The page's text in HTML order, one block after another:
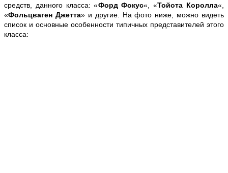
средств, данного класса: «Форд Фокус«, «Тойота Королла«,
«Фольцваген Джетта» и другие. На фото ниже, можно видеть
список и основные особенности типичных представителей этого
класса: